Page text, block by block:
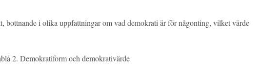
bottnande i olika uppfattningar om vad demokrati är för någonting, vilket värde
2. Demokratiform och demokrativärde